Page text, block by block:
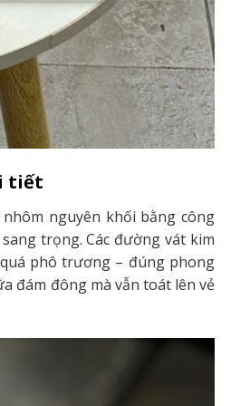
tiết
nguyên khối bằng công
trọng. Các đường vát kim
phô trương – đúng phong
đám đông mà vẫn toát lên vẻ